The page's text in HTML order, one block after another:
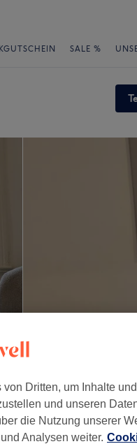
SALE %
Dritten, um Inhalte
und unseren
die Nutzung unserer
Analysen weiter.